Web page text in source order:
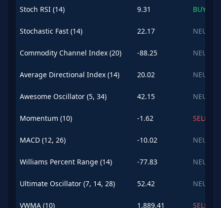
Stoch RSI (14) 9.31 BUY
Stochastic Fast (14) 22.17
Commodity Channel Index (20) -88.25
Average Directional Index (14) 20.02
Awesome Oscillator (5, 34) 42.15
Momentum (10) -1.62 SELL
MACD (12, 26) -10.02
Williams Percent Range (14) -77.83
Ultimate Oscillator (7, 14, 28) 52.42
VWMA (10) 1,889.41 SELL